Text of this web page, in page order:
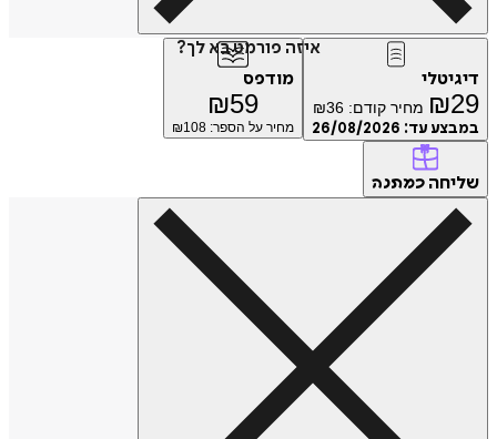
איזה פורמט בא לך?
₪ מחיר קודם: ₪36
עד:26/08/2026
מודפס
₪
מחיר על הספר: ₪108
כמתנה